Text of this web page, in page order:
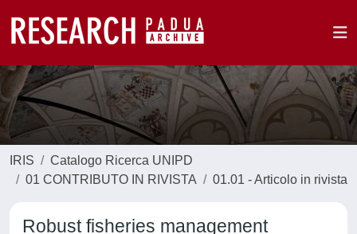
IRIS
Catalogo Ricerca UNIPD
01 CONTRIBUTO IN RIVISTA
01.01 - Articolo in rivista
Robust fisheries management